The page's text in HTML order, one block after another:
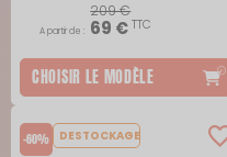
209 €
A partir de : 69 €TTC
CHOISIR LE MODÈLE
-60% DESTOCKAGE